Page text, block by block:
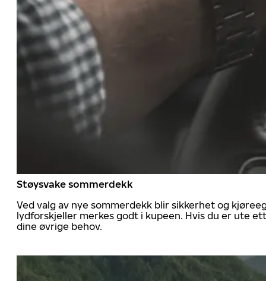
Støysvake sommerdekk
Ved valg av nye sommerdekk blir sikkerhet og
lydforskjeller merkes godt i kupeen. Hvis du er ute
dine øvrige behov.